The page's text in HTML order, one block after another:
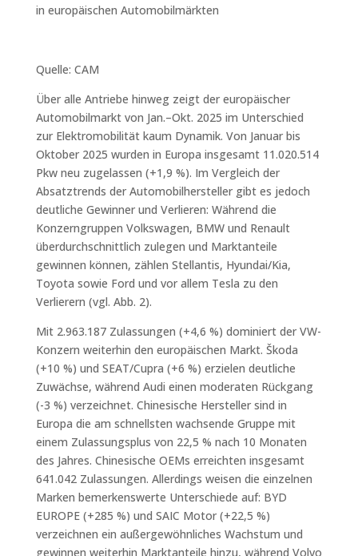
in europäischen Automobilmärkten
Quelle: CAM
Über alle Antriebe hinweg zeigt der europäischer
Automobilmarkt von Jan.–Okt. 2025 im Unterschied
zur Elektromobilität kaum Dynamik. Von Januar bis
Oktober 2025 wurden in Europa insgesamt 11.020.514
Pkw neu zugelassen (+1,9 %). Im Vergleich der
Absatztrends der Automobilhersteller gibt es jedoch
deutliche Gewinner und Verlieren: Während die
Konzerngruppen Volkswagen, BMW und Renault
überdurchschnittlich zulegen und Marktanteile
gewinnen können, zählen Stellantis, Hyundai/Kia,
Toyota sowie Ford und vor allem Tesla zu den
Verlierern (vgl. Abb. 2).
Mit 2.963.187 Zulassungen (+4,6 %) dominiert der VW-
Konzern weiterhin den europäischen Markt. Škoda
(+10 %) und SEAT/Cupra (+6 %) erzielen deutliche
Zuwächse, während Audi einen moderaten Rückgang
(-3 %) verzeichnet. Chinesische Hersteller sind in
Europa die am schnellsten wachsende Gruppe mit
einem Zulassungsplus von 22,5 % nach 10 Monaten
des Jahres. Chinesische OEMs erreichten insgesamt
641.042 Zulassungen. Allerdings weisen die einzelnen
Marken bemerkenswerte Unterschiede auf: BYD
EUROPE (+285 %) und SAIC Motor (+22,5 %)
verzeichnen ein außergewöhnliches Wachstum und
gewinnen weiterhin Marktanteile hinzu, während Volvo